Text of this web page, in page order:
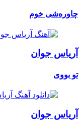
چاورەشی خوم
آریاس جوان
تو بووی
آریاس جوان